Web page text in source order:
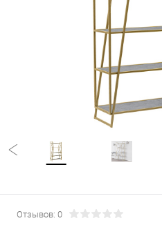
Отзывов: 0